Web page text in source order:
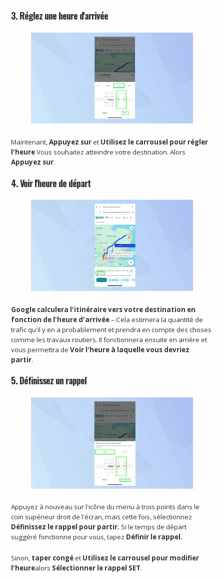
3. Réglez une heure d'arrivée
Maintenant,Appuyez suret Utilisez le carrousel pour régler
l'heureVous souhaitez atteindre votre destination. Alors
Appuyez sur.
4. Voir l'heure de départ
Google calculera l'itinéraire vers votre destination en
fonction de l'heure d'arrivée– Cela estimera la quantité de
trafic qu'il y en a probablement et prendra en compte des choses
comme les travaux routiers. Il fonctionnera ensuite en arrière et
vous permettra deVoir l'heure à laquelle vous devriez
partir.
5. Définissez un rappel
Appuyez à nouveau sur l'icône du menu à trois points dans le
coin supérieur droit de l'écran, mais cette fois, sélectionnez
Définissez le rappel pour partir. Si le temps de départ
suggéré fonctionne pour vous, tapez Définir le rappel.
Sinon, taper congéet Utilisez le carrousel pour modifier
l'heurealors Sélectionner le rappel SET.